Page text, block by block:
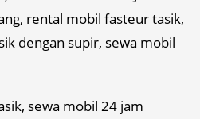
rental mobil fasteur tasik,
dengan supir, sewa mobil
sewa mobil 24 jam